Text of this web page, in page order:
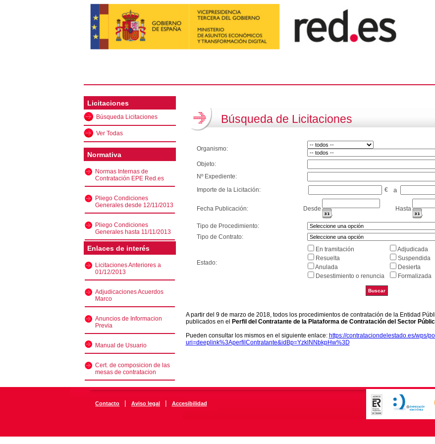
Licitaciones
Búsqueda Licitaciones
Ver Todas
Normativa
Normas Internas de
Contratación EPE Red.es
Pliego Condiciones
Generales desde 12/11/2013
Pliego Condiciones
Generales hasta 11/11/2013
Enlaces de interés
Licitaciones Anteriores a
01/12/2013
Adjudicaciones Acuerdos
Marco
Anuncios de Informacion
Previa
Manual de Usuario
Cert. de composicion de las
mesas de contratacion
Búsqueda de Licitaciones
Organismo:
Objeto:
Nº Expediente:
Importe de la Licitación:
€ a
Fecha Publicación: Desde Hasta
Tipo de Procedimiento:
Tipo de Contrato:
Estado:
En tramitación
Adjudicada
Resuelta
Suspendida
Anulada
Desierta
Desestimiento o renuncia
Formalizada
A partir del 9 de marzo de 2018, todos los procedimientos de contratación de la Entidad
publicados en el
Perfil del Contratante de la Plataforma de Contratación del Sector
Pueden consultar los mismos en el siguiente enlace: https://contrataciondelestado.es/wps/
uri=deeplink%3AperfilContratante&idBp=YzklNNbkpHw%3D
Contacto | Aviso legal | Accesibilidad